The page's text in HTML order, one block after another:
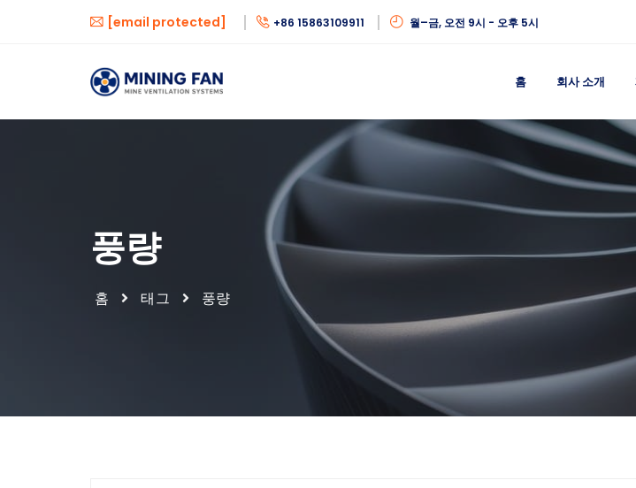
[email protected] +86 15863109911 월–금, 오전 9시 - 오후 5시
홈 회사 소개
풍량
홈 태그 풍량